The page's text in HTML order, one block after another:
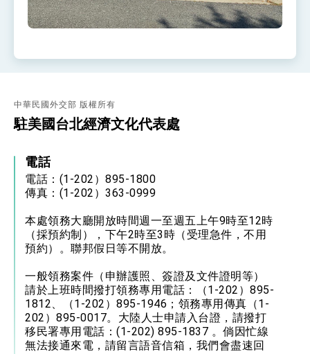
中華民國外交部 版權所有
駐美國台北經濟文化代表處
電話
電話：(1-202）895-1800
傳真：(1-202）363-0999
本處領務大廳開放時間週一至週五上午9時至12時
（採預約制），下午2時至3時（受理急件，不用
預約）。聯邦假日等不開放。
一般領務案件（申辦護照、簽證及文件證明等）
請於上班時間撥打領務專用電話：（1-202）895-
1812、（1-202）895-1946；領務專用傳真（1-
202）895-0017。大陸人士申請入台證，請撥打
移民署專用電話：(1-202) 895-1837 。倘因忙線
無法接通來電，請留言語音信箱，我們會盡速回